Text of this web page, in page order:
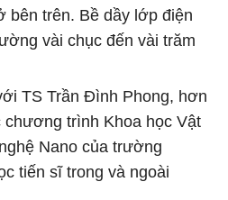
bên trên. Bề dầy lớp điện
vài chục đến vài trăm
TS Trần Đình Phong, hơn
chương trình Khoa học Vật
Nano của trường
tiến sĩ trong và ngoài